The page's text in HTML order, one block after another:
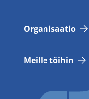
Or­ga­ni­saa­tio
Meil­le töi­hin